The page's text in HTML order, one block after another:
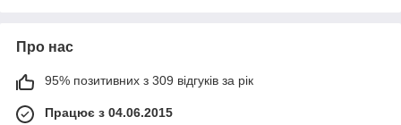
Про нас
95% позитивних з 309 відгуків за рік
Працює з 04.06.2015